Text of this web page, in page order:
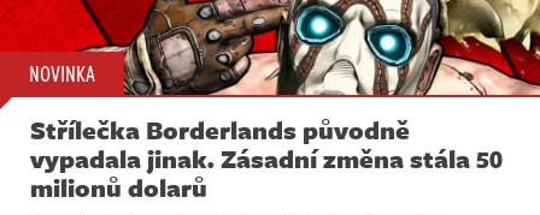
NOVINKA
Střílečka Borderlands původně
vypadala jinak. Zásadní změna stála 50
milionů dolarů